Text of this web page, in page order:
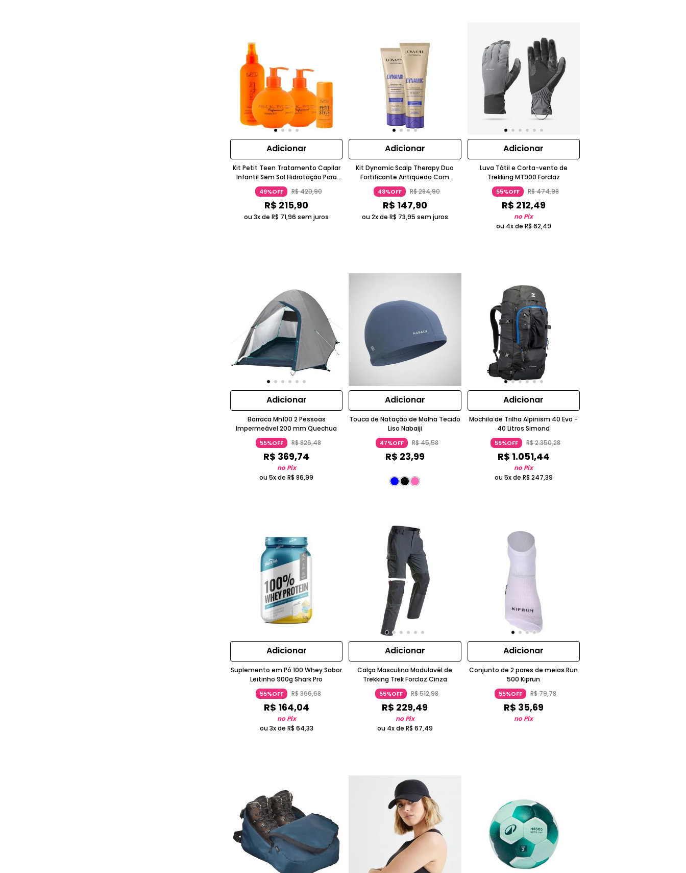
Adicionar
Kit Petit Teen Tratamento Capilar
Infantil Sem Sal Hidratação Para
Cabelos Lisos Laranja K.PRO
PROFISSIONAL
49%OFF R$420,90
R$ 215,90
ou 3x deR$ 71,96 sem juros
Adicionar
Kit Dynamic Scalp Therapy Duo
Fortificante Antiqueda Com
Queratina Lowell
48%OFF R$284,90
R$ 147,90
ou 2x de R$ 73,95 sem juros
Adicionar
Luva Tátil e Corta-vento de
Trekking MT900 Forclaz
55%OFF R$474,98
R$ 212,49
no Pix
ou 4x de R$ 62,49
Adicionar
Barraca Mh100 2 Pessoas
Impermeável 200 mm Quechua
55%OFF R$826,48
R$ 369,74
no Pix
ou 5x deR$ 86,99
Adicionar
Touca de Natação de Malha Tecido
Liso Nabaiji
47%OFF R$45,58
R$ 23,99
Adicionar
Mochila de Trilha Alpinism 40 Evo -
40 Litros Simond
55%OFF R$2.350,28
R$ 1.051,44
no Pix
ou 5x de R$ 247,39
Adicionar
Suplemento em Pó 100 Whey Sabor
Leitinho 900g Shark Pro
55%OFF R$366,68
R$ 164,04
no Pix
ou 3x de R$ 64,33
Adicionar
Calça Masculina Modulavél de
Trekking Trek Forclaz Cinza
55%OFF R$512,98
R$ 229,49
no Pix
ou 4x de R$ 67,49
Adicionar
Conjunto de 2 pares de meias Run
500 Kiprun
55%OFF R$79,78
R$ 35,69
no Pix